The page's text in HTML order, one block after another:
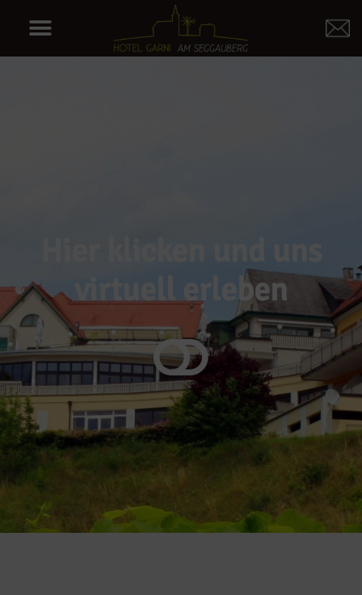
BITTE HIER NACH UNTEN SCROLLEN.
virtuell erleben